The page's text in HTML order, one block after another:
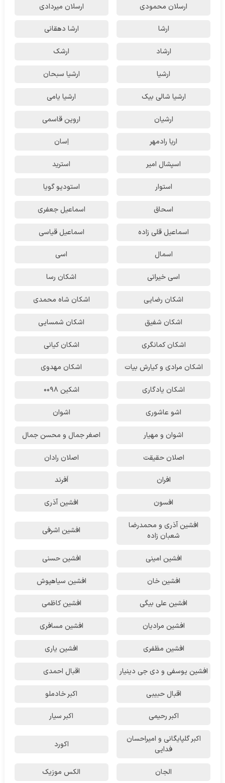
ارسلان محمودی ارسلان میردادی
ارشا ارشا دهقانی
ارشاد ارشک
ارشیا ارشیا سبحان
ارشیا شالی بیک ارشیا یامی
ارشیان اروین قاسمی
اریا رادمهر اِسان
اسپشال امیر استرید
استوار استودیو گویا
اسحاق اسماعیل جعفری
اسماعیل قلی زاده اسماعیل قیاسی
اسمال اسی
اسی خیراتی اشکان رسا
اشکان رضایی اشکان شاه محمدی
اشکان شفیق اشکان شمسایی
اشکان‌ کمانگری اشکان کیانی
اشکان مرادی و کیارش بیات اشکان مهدوی
اشکان یادگاری اشکین ۰۰۹۸
اشو عاشوری اشوان
اشوان و مهیار اصغر جمال و محسن جمال
اصلان حقیقت اصلان رادان
افران اَفرند
افسون افشین آذری
افشین آذری و محمدرضا
شعبان زاده
افشین اشرفی
افشین امینی افشین حسنی
افشین خان افشین سیاهپوش
افشین علی بیگی افشین کاظمی
افشین مرادیان افشین مسافری
افشین مظفری افشین یاری
افشین یوسفی و دی جی دینیار اقبال احمدی
اقبال حبیبی اکبر خادملو
اکبر رحیمی اکبر سیار
اکبر گلپایگانی و امیراحسان
فدایی
اکورد
الجان الکس موزیک